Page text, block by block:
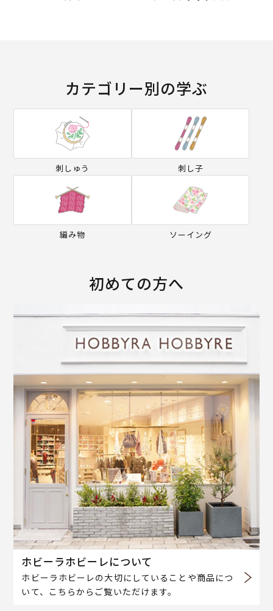
カテゴリー別の学ぶ
刺しゅう 刺し子
編み物 ソーイング
初めての方へ
ホビーラホビーレについて
ホビーラホビーレの大切にしていることや商品につ
いて、こちらからご覧いただけます。